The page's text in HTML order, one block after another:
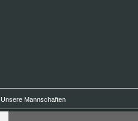
Unsere Mannschaften